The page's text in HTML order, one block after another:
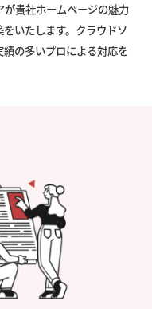
貴社ホームページの魅力
いたします。クラウドソ
の多いプロによる対応を